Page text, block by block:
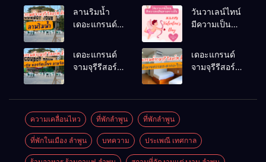
ลานริมน้ำ
เดอะแกรนด์
ลำพูน ลานจัด
กิจกรรมกลาง
วันวาเลน์ไทน์
มีความเป็นมา
เดอะแกรนด์
จามจุรีรีสอร์ท
หรือไม่
เดอะแกรนด์
จามจุรีรีสอร์ท
ความเคลื่อนไหว ที่พักลำพูน ที่พักลําพูน
ที่พักในเมือง ลำพูน บทความ ประเพณี เทศกาล